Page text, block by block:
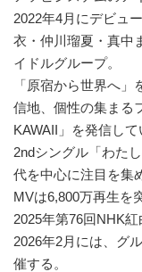
2022年4月にデビュ
衣・仲川瑠夏・真中
イドルグループ。
「原宿から世界へ
信地、個性の集まる
KAWAII」を発信して
2ndシングル「わた
代を中心に注目を集
MVは6,800万再生を
2025年第76回NHK紅
2026年2月には、グ
催する。